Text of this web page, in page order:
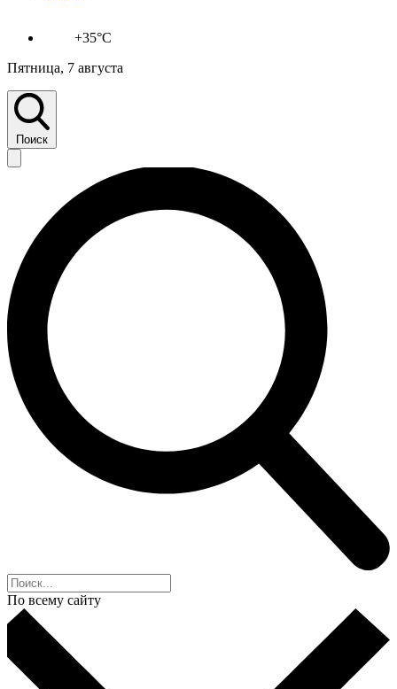
+35°C
Пятница, 7 августа
Поиск
По всему сайту